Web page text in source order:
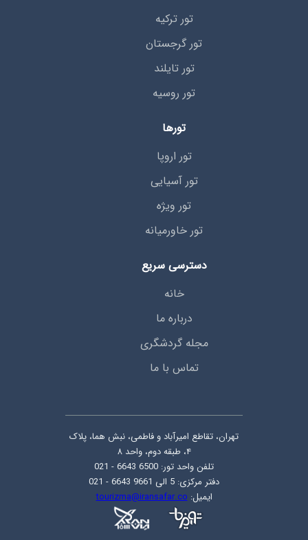
تور ترکیه
تور گرجستان
تور تایلند
تور روسیه
تورها
تور اروپا
تور آسیایی
تور ویژه
تور خاورمیانه
دسترسی سریع
خانه
درباره ما
مجله گردشگری
تماس با ما
تهران، تقاطع امیرآباد و فاطمی، نبش هما، پلاک
۴، طبقه دوم، واحد ۸
تلفن واحد تور: 6500 6643 - 021
دفتر مرکزی: 5 الی 9661 6643 - 021
ایمیل:tourizma@iransafar.co